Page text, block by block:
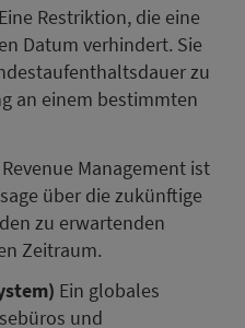
Eine Restriktion, die eine
Datum verhindert. Sie
zu
an einem bestimmten
Management ist
über die zukünftige
zu erwartenden
Zeitraum.
Ein globales
und